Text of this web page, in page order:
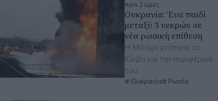
πριν 2 ώρες
Ουκρανία: Ένα παιδί
μεταξύ 3 νεκρών σε
νέα ρωσική επίθεση
Η Μόσχα χτύπησε το
Κίεβο και την περιφέρειά
του
Ουκρανία Ρωσία